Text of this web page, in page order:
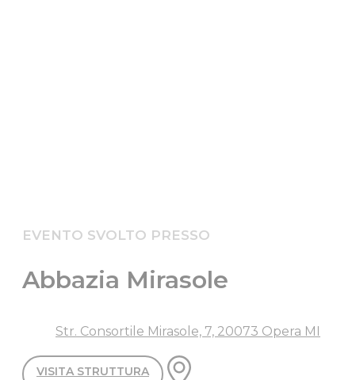
EVENTO SVOLTO PRESSO
Abbazia Mirasole
Str. Consortile Mirasole, 7, 20073 Opera MI
VISITA STRUTTURA